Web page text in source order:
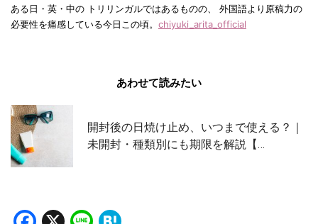
ある日・英・中の トリリンガルではあるものの、 外国語より原稿力の
必要性を痛感している今日この頃。 chiyuki_arita_official
あわせて読みたい
開封後の日焼け止め、いつまで使える？｜
未開封・種類別にも期限を解説【…